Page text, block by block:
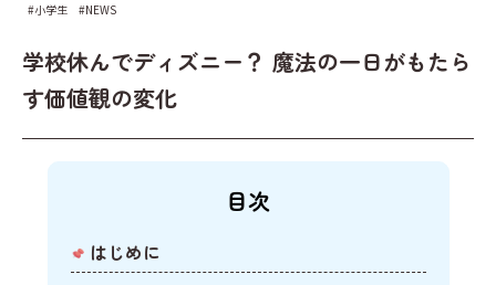
計画表
イベント
クリスマス
国語
算数
社会
#小学生 #NEWS
学校休んでディズニー？ 魔法の一日がもたら
す価値観の変化
目次
はじめに